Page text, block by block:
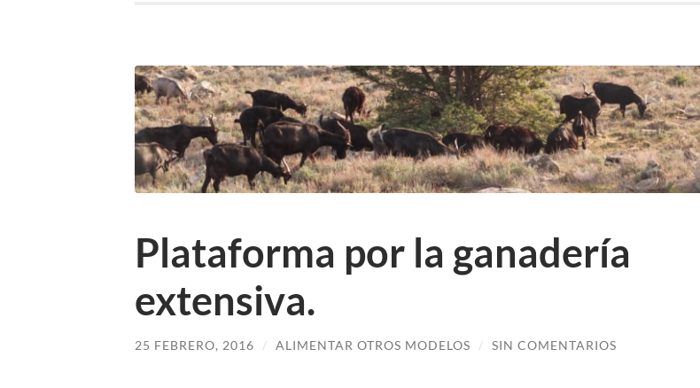
Plataforma por la ganadería
extensiva.
25 FEBRERO, 2016 / ALIMENTAR OTROS MODELOS / SIN COMENTARIOS